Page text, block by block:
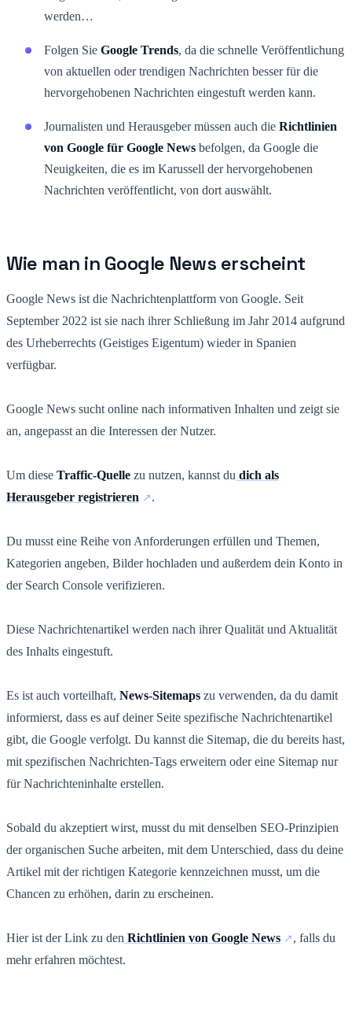
werden…
Folgen Sie Google Trends, da die schnelle Veröffentlichung
von aktuellen oder trendigen Nachrichten besser für die
hervorgehobenen Nachrichten eingestuft werden kann.
Journalisten und Herausgeber müssen auch die Richtlinien
von Google für Google News befolgen, da Google die
Neuigkeiten, die es im Karussell der hervorgehobenen
Nachrichten veröffentlicht, von dort auswählt.
Wie man in Google News erscheint
Google News ist die Nachrichtenplattform von Google. Seit
September 2022 ist sie nach ihrer Schließung im Jahr 2014 aufgrund
des Urheberrechts (Geistiges Eigentum) wieder in Spanien
verfügbar.
Google News sucht online nach informativen Inhalten und zeigt sie
an, angepasst an die Interessen der Nutzer.
Um diese Traffic-Quelle zu nutzen, kannst du dich als
Herausgeber registrieren
.
Du musst eine Reihe von Anforderungen erfüllen und Themen,
Kategorien angeben, Bilder hochladen und außerdem dein Konto in
der Search Console verifizieren.
Diese Nachrichtenartikel werden nach ihrer Qualität und Aktualität
des Inhalts eingestuft.
Es ist auch vorteilhaft, News-Sitemaps zu verwenden, da du damit
informierst, dass es auf deiner Seite spezifische Nachrichtenartikel
gibt, die Google verfolgt. Du kannst die Sitemap, die du bereits hast,
mit spezifischen Nachrichten-Tags erweitern oder eine Sitemap nur
für Nachrichteninhalte erstellen.
Sobald du akzeptiert wirst, musst du mit denselben SEO-Prinzipien
der organischen Suche arbeiten, mit dem Unterschied, dass du deine
Artikel mit der richtigen Kategorie kennzeichnen musst, um die
Chancen zu erhöhen, darin zu erscheinen.
Hier ist der Link zu den Richtlinien von Google News
, falls du
mehr erfahren möchtest.